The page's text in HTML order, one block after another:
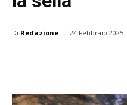
Di Redazione - 24 Febbraio 2025